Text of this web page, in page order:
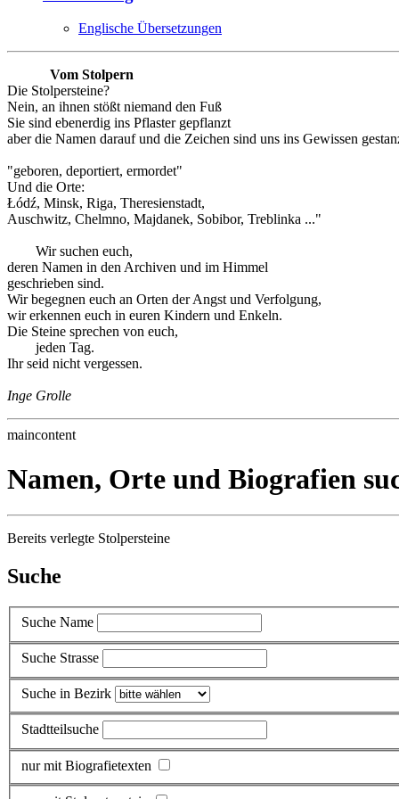
Englische Übersetzungen
Vom Stolpern
Die Stolpersteine?
Nein, an ihnen stößt niemand den Fuß
Sie sind ebenerdig ins Pflaster gepflanzt
aber die Namen darauf und die Zeichen sind uns ins Gewissen
"geboren, deportiert, ermordet"
Und die Orte:
Łódź, Minsk, Riga, Theresienstadt,
Auschwitz, Chelmno, Majdanek, Sobibor, Treblinka ..."
Wir suchen euch,
deren Namen in den Archiven und im Himmel
geschrieben sind.
Wir begegnen euch an Orten der Angst und Verfolgung,
wir erkennen euch in euren Kindern und Enkeln.
Die Steine sprechen von euch,
jeden Tag.
Ihr seid nicht vergessen.
Inge Grolle
maincontent
Namen, Orte und Biografien
Bereits verlegte Stolpersteine
Suche
Suche Name
Suche Strasse
Suche in Bezirk
Stadtteilsuche
nur mit Biografietexten